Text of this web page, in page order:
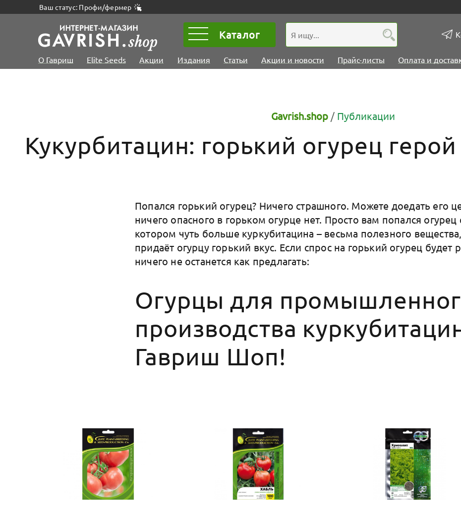
Ваш статус: Профи/фермер
Каталог
О Гавриш Elite Seeds Акции Издания Статьи Акции и новости Прайс-листы Оплата и
Gavrish.shop / Публикации
Кукурбитацин: горький огурец
Попался горький огурец? Ничего страшного. Можете доедать его
ничего опасного в горьком огурце нет. Просто вам попался
котором чуть больше куркубитацина – весьма полезного
придаёт огурцу горький вкус. Если спрос на горький огурец будет
ничего не останется как предлагать:
Огурцы для
производства
Гавриш Шоп!